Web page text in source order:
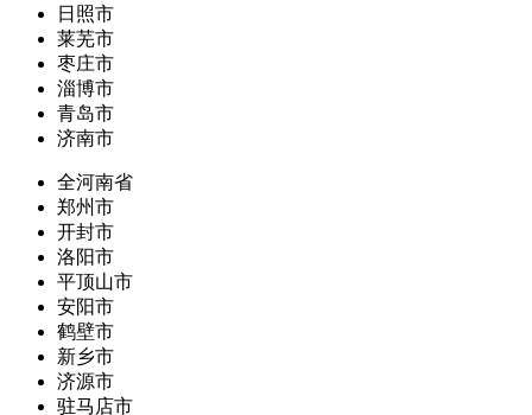
日照市
莱芜市
枣庄市
淄博市
青岛市
济南市
全河南省
郑州市
开封市
洛阳市
平顶山市
安阳市
鹤壁市
新乡市
济源市
驻马店市